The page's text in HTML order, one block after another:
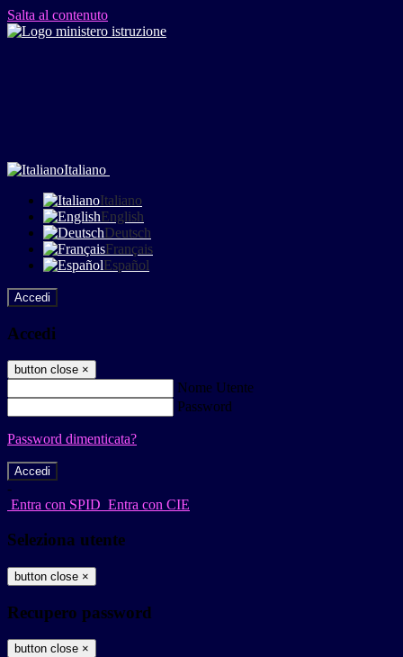
Salta al contenuto
Italiano
Italiano
English
Deutsch
Français
Español
Accedi
Accedi
button close ×
Nome Utente
Password
Password dimenticata?
-
Entra con SPID Entra con CIE
Seleziona utente
button close ×
Recupero password
button close ×